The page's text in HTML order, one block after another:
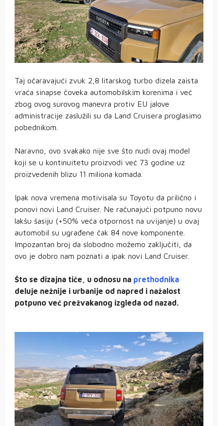
Taj očaravajući zvuk 2,8 litarskog turbo dizela zaista
vraća sinapse čoveka automobilskim korenima i već
zbog ovog surovog manevra protiv EU jalove
administracije zaslužili su da Land Cruisera proglasimo
pobednikom.
Naravno, ovo svakako nije sve što nudi ovaj model
koji se u kontinuitetu proizvodi već 73 godine uz
proizvedenih blizu 11 miliona komada.
Ipak nova vremena motivisala su Toyotu da prilično i
ponovi novi Land Cruiser. Ne računajući potpuno novu
lakšu šasiju (+50% veća otpornost na uvijanje) u ovaj
automobil su ugrađene čak 84 nove komponente.
Impozantan broj da slobodno možemo zaključiti, da
ovo je dobro nam poznati a ipak novi Land Cruiser.
Što se dizajna tiče, u odnosu na prethodnika
deluje nežnije i urbanije od napred i nažalost
potpuno već prežvakanog izgleda od nazad.